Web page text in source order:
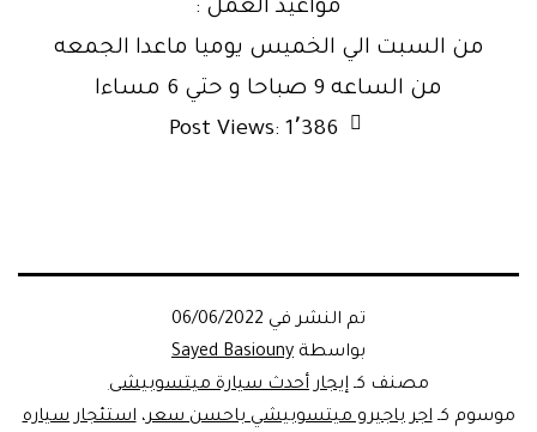
مواعيد العمل :
من السبت الي الخميس يوميا ماعدا الجمعه
من الساعه 9 صباحا و حتي 6 مساءا
Post Views: 1٬386
تم النشر في 06/06/2022
بواسطة Sayed Basiouny
مصنف كـإيجار أحدث سيارة ميتسوبيشى
موسوم كـاجر باجيرو ميتسوبيشي باحسن سعر،استئجار سياره